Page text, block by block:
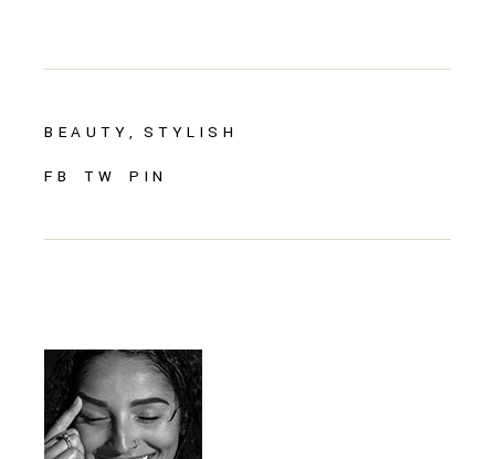
BEAUTY STYLISH
FB TW PIN